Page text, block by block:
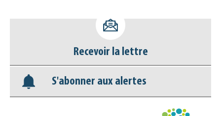
déconnecter)
Base documentaire
Nos veilles Scoop.it
Recevoir la lettre
S'abonner aux alertes